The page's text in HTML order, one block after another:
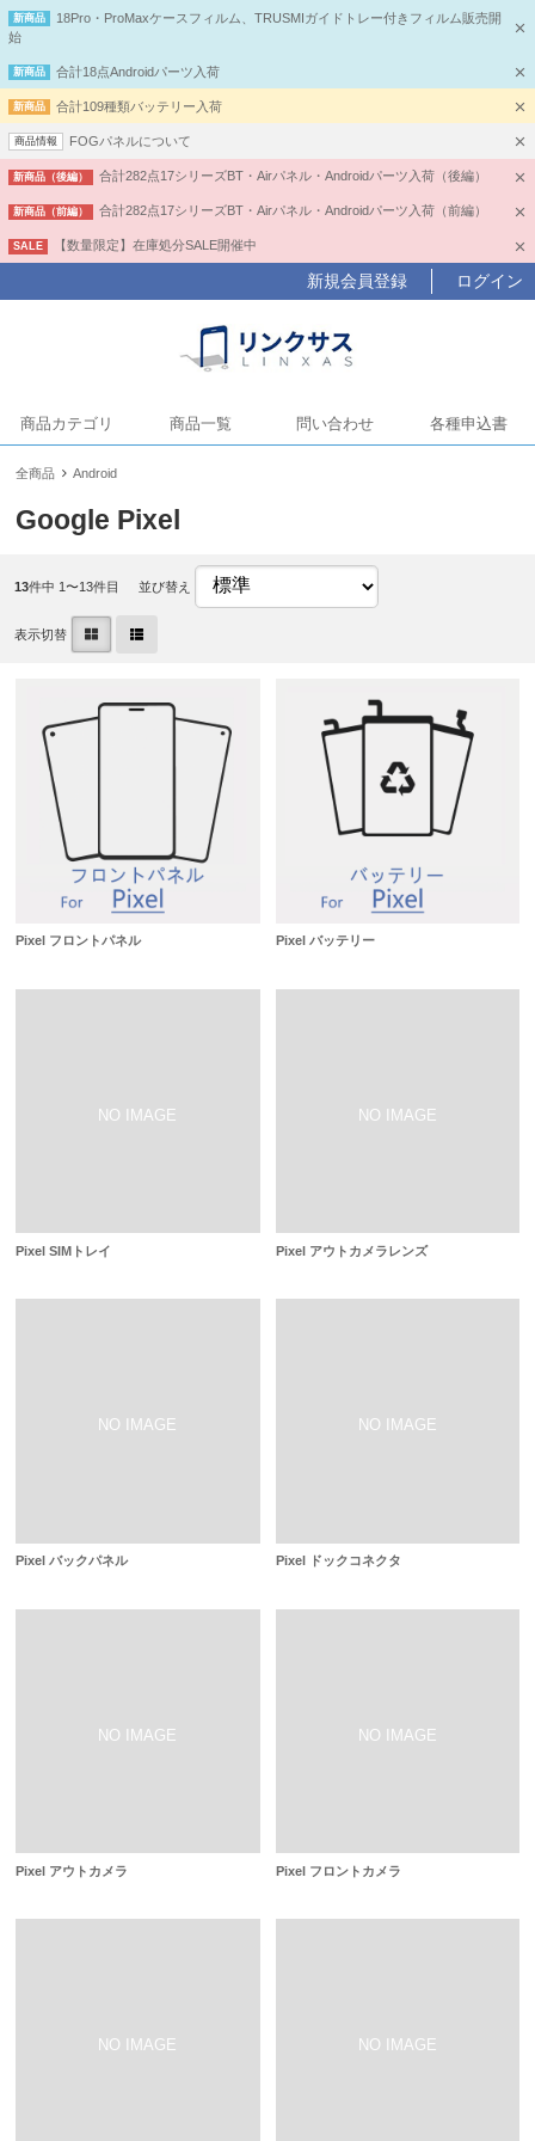
新商品
18Pro・ProMaxケースフィルム、TRUSMIガイドトレー付きフィルム販売開
始
新商品 合計18点Androidパーツ入荷
新商品 合計109種類バッテリー入荷
商品情報 FOGパネルについて
新商品（後編） 合計282点17シリーズBT・Airパネル・Androidパーツ入荷（後編）
新商品（前編） 合計282点17シリーズBT・Airパネル・Androidパーツ入荷（前編）
SALE 【数量限定】在庫処分SALE開催中
新規会員登録 ログイン
商品カテゴリ 商品一覧 問い合わせ 各種申込書
全商品 Android
Google Pixel
13件中 1〜13件目 並び替え
表示切替
Pixel フロントパネル Pixel バッテリー
Pixel SIMトレイ Pixel アウトカメラレンズ
Pixel バックパネル Pixel ドックコネクタ
Pixel アウトカメラ Pixel フロントカメラ